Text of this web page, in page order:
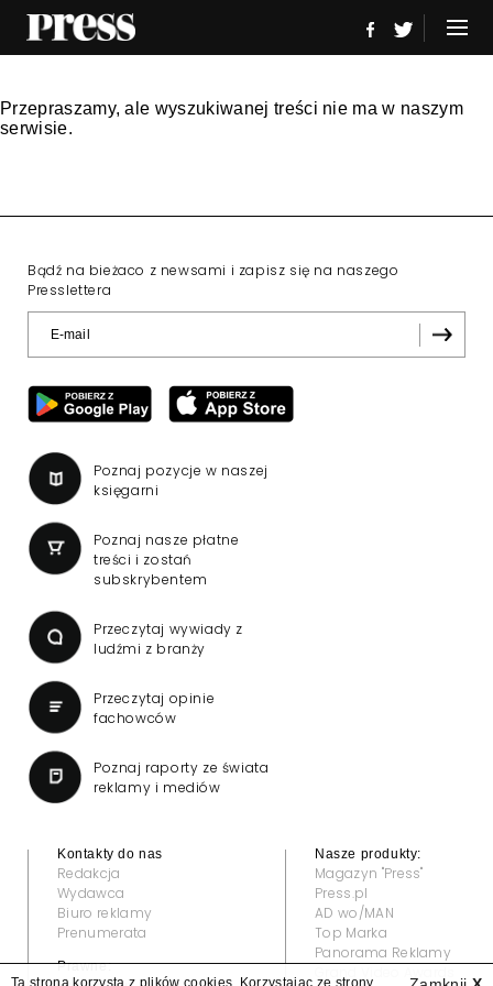
Przepraszamy, ale wyszukiwanej treści nie ma w naszym
serwisie.
Bądź na bieżaco z newsami i zapisz się na naszego
Presslettera
Poznaj pozycje w naszej
księgarni
Poznaj nasze płatne
treści i zostań
subskrybentem
Przeczytaj wywiady z
ludźmi z branży
Przeczytaj opinie
fachowców
Poznaj raporty ze świata
reklamy i mediów
Kontakty do nas
Redakcja
Wydawca
Biuro reklamy
Prenumerata
Prawne:
Nasze produkty:
Magazyn "Press"
Press.pl
AD wo/MAN
Top Marka
Panorama Reklamy
Ta strona korzysta z plików cookies. Korzystając ze strony